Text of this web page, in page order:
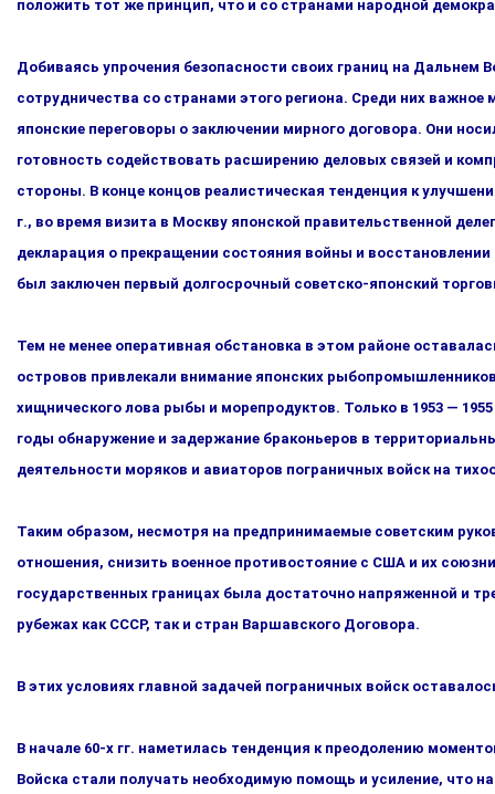
положить тот же принцип, что и со странами народной
Добиваясь упрочения безопасности своих границ на
сотрудничества со странами этого региона. Среди них
японские переговоры о заключении мирного договора. Они
готовность содействовать расширению деловых свя­зей и
стороны. В конце концов реалистическая тенденция к
г., во время визита в Москву японской пра­вительственной
декларация о прекращении состояния войны и
был заключен первый долгосрочный со­ветско-японский
Тем не менее оперативная обстановка в этом районе
островов привлекали внимание японских
хищнического лова рыбы и морепродуктов. Только в 1953 —
годы обнаружение и задержание брако­ньеров в
деятельности моряков и авиаторов пограничных войск на
Таким образом, несмотря на предпринимаемые советским
отношения, снизить военное противостояние с США и их
государственных границах была достаточно напряженной и
рубежах как СССР, так и стран Варшавского Договора.
В этих условиях главной задачей пограничных войск
В начале 60-х гг. наметилась тенденция к преодолению
Войска стали получать необходимую помощь и усиле­ние, что